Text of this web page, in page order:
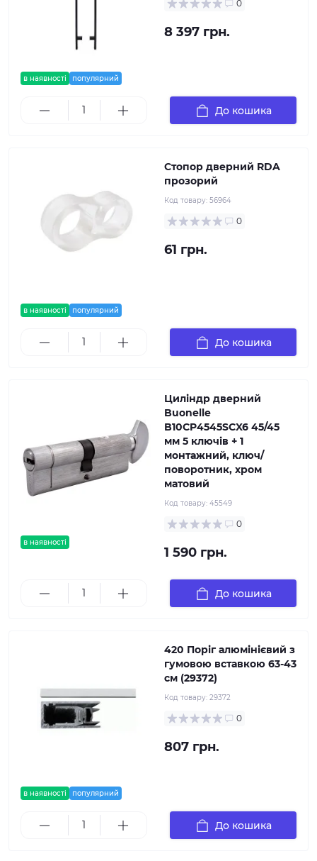
в наявності популярний
0
8 397 грн.
До кошика
в наявності популярний
Стопор дверний RDA
прозорий
Код товару: 56964
0
61 грн.
До кошика
в наявності
Циліндр дверний
Buonellе
B10CP4545SCX6 45/45
мм 5 ключів + 1
монтажний, ключ/
поворотник, хром
матовий
Код товару: 45549
0
1 590 грн.
До кошика
в наявності популярний
420 Поріг алюмінієвий з
гумовою вставкою 63-43
см (29372)
Код товару: 29372
0
807 грн.
До кошика